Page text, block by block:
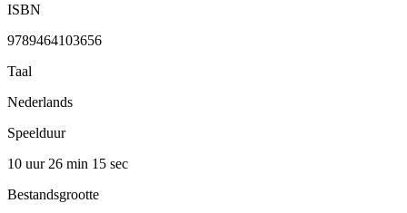
ISBN
9789464103656
Taal
Nederlands
Speelduur
10 uur 26 min 15 sec
Bestandsgrootte